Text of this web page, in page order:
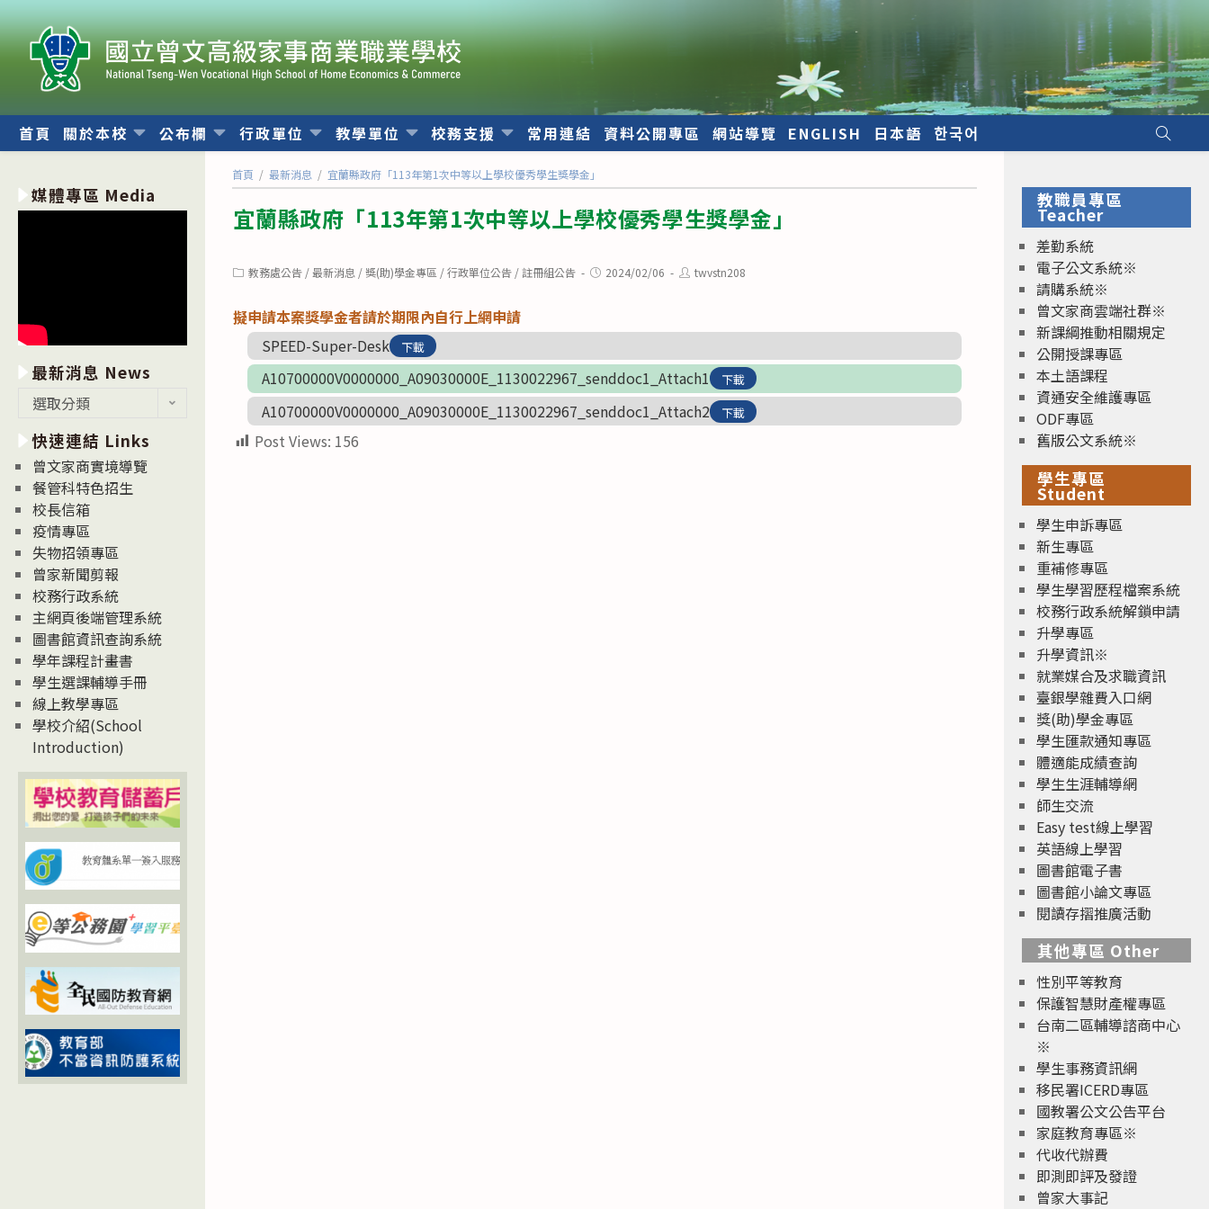
跳
轉
至
內
首頁 關於本校 公布欄 行政單位 教學單位 校務支援 常用連結 資料公開專區 網站導覽 ENGLISH 日本語 한국어
首頁 / 最新消息 / 宜蘭縣政府「113年第1次中等以上學校優秀學生獎學金」
宜蘭縣政府「113年第1次中等以上學校優秀學生獎學金」
Post教務處公告 / 最新消息 / 獎(助)學金專區 / 行政單位公告 / 註冊組公告
Post2024/02/06
Posttwvstn208
擬申請本案獎學金者請於期限內自行上網申請
SPEED-Super-Desk
下載
A10700000V0000000_A09030000E_1130022967_senddoc1_Attach1 下載
A10700000V0000000_A09030000E_1130022967_senddoc1_Attach2 下載
Post Views: 156
媒體專區 Media
最新消息 News
消
息
News
選取分類
快速連結 Links
曾文家商實境導覽
餐管科特色招生
校長信箱
疫情專區
失物招領專區
曾家新聞剪報
校務行政系統
主網頁後端管理系統
圖書館資訊查詢系統
學年課程計畫書
學生選課輔導手冊
線上教學專區
學校介紹(School
Introduction)
教職員專區
Teacher
差勤系統
電子公文系統※
請購系統※
曾文家商雲端社群※
新課綱推動相關規定
公開授課專區
本土語課程
資通安全維護專區
ODF專區
舊版公文系統※
學生專區
Student
學生申訴專區
新生專區
重補修專區
學生學習歷程檔案系統
校務行政系統解鎖申請
升學專區
升學資訊※
就業媒合及求職資訊
臺銀學雜費入口網
獎(助)學金專區
學生匯款通知專區
體適能成績查詢
學生生涯輔導網
師生交流
Easy test線上學習
英語線上學習
圖書館電子書
圖書館小論文專區
閱讀存摺推廣活動
其他專區 Other
性別平等教育
保護智慧財產權專區
台南二區輔導諮商中心
※
學生事務資訊網
移民署ICERD專區
國教署公文公告平台
家庭教育專區※
代收代辦費
即測即評及發證
曾家大事記